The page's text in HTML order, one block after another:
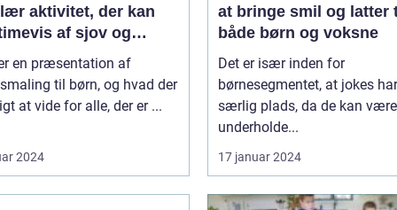
aktivitet, der kan
af sjov og
en præsentation af
til børn, og hvad der
at vide for alle, der er ...
2024
at bringe smil og latter
både børn og voksne
Det er især inden for
børnesegmentet, at jokes
særlig plads, da de kan
underholde...
17 januar 2024